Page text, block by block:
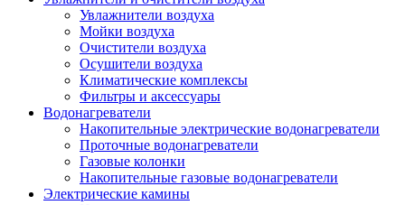
Увлажнители воздуха
Мойки воздуха
Очистители воздуха
Осушители воздуха
Климатические комплексы
Фильтры и аксессуары
Водонагреватели
Накопительные электрические водонагреватели
Проточные водонагреватели
Газовые колонки
Накопительные газовые водонагреватели
Электрические камины